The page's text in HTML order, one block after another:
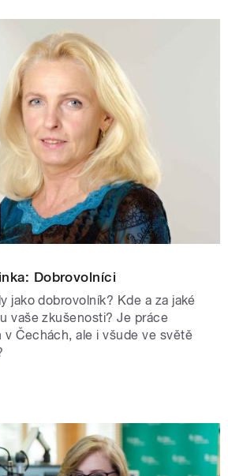
Dobrovolníci
jako dobrovolník? Kde a za jaké
vaše zkušenosti? Je práce
v Čechách, ale i všude ve světě